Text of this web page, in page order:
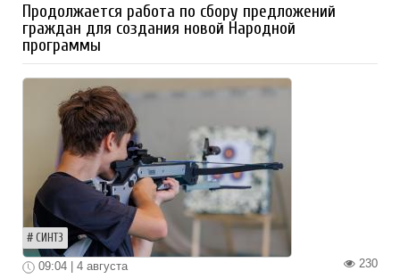
Продолжается работа по сбору предложений
граждан для создания новой Народной
программы
СИНТЗ
230
09:04 | 4 августа